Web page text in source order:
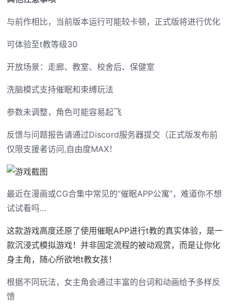
与前作相比，当前版本运行可能较卡顿，正式版将进行优化
可体验至t教等级30
开放场景：走廊、教室、校舍后、保健室
洗脑模式支持催眠和束缚玩法
参数未调整，角色可能容易起飞
反馈与问题报告请通过Discord服务器提交（正式版发布前
仅限支援者访问,自由度MAX！
最近在漫画或CG合集中常见的“催眠APP公寓”，难道你不想
试试看吗…
这款游戏高度还原了使用催眠APP进行t教的真实体验，是一
款沉浸式模拟游戏！并非固定流程的被动观赏，而是让你化
身主角，随心所欲地t教女孩！
根据不同玩法，女主角会通过丰富的台词和动画给予多样反
馈